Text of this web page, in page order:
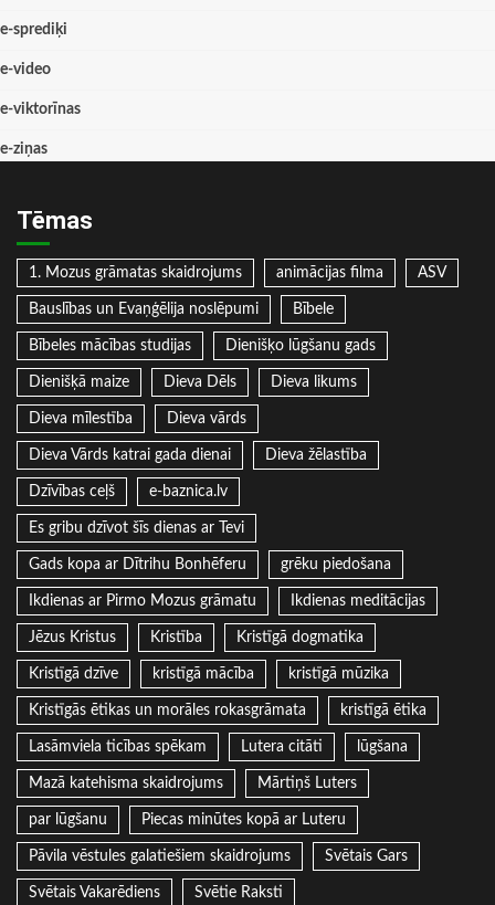
e-sprediķi
e-video
e-viktorīnas
e-ziņas
Tēmas
1. Mozus grāmatas skaidrojums animācijas filma ASV
Bauslības un Evaņģēlija noslēpumi Bībele
Bībeles mācības studijas Dienišķo lūgšanu gads
Dienišķā maize Dieva Dēls Dieva likums
Dieva mīlestība Dieva vārds
Dieva Vārds katrai gada dienai Dieva žēlastība
Dzīvības ceļš e-baznica.lv
Es gribu dzīvot šīs dienas ar Tevi
Gads kopa ar Dītrihu Bonhēferu grēku piedošana
Ikdienas ar Pirmo Mozus grāmatu Ikdienas meditācijas
Jēzus Kristus Kristība Kristīgā dogmatika
Kristīgā dzīve kristīgā mācība kristīgā mūzika
Kristīgās ētikas un morāles rokasgrāmata kristīgā ētika
Lasāmviela ticības spēkam Lutera citāti lūgšana
Mazā katehisma skaidrojums Mārtiņš Luters
par lūgšanu Piecas minūtes kopā ar Luteru
Pāvila vēstules galatiešiem skaidrojums Svētais Gars
Svētais Vakarēdiens Svētie Raksti